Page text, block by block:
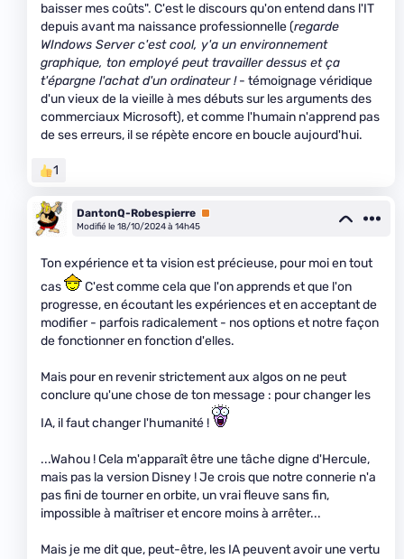
baisser mes coûts". C'est le discours qu'on entend dans l'IT
depuis avant ma naissance professionnelle (regarde
WIndows Server c'est cool, y'a un environnement
graphique, ton employé peut travailler dessus et ça
t'épargne l'achat d'un ordinateur !- témoignage véridique
d'un vieux de la vieille à mes débuts sur les arguments des
commerciaux Microsoft), et comme l'humain n'apprend pas
de ses erreurs, il se répète encore en boucle aujourd'hui.
1
DantonQ-Robespierre Premium
Modifié le 18/10/2024 à 14h45
Ton expérience et ta vision est précieuse, pour moi en tout
cas
C'est comme cela que l'on apprends et que l'on
progresse, en écoutant les expériences et en acceptant de
modifier - parfois radicalement - nos options et notre façon
de fonctionner en fonction d'elles.
Mais pour en revenir strictement aux algos on ne peut
conclure qu'une chose de ton message : pour changer les
IA, il faut changer l'humanité !
...Wahou ! Cela m'apparaît être une tâche digne d'Hercule,
mais pas la version Disney ! Je crois que notre connerie n'a
pas fini de tourner en orbite, un vrai fleuve sans fin,
impossible à maîtriser et encore moins à arrêter...
Mais je me dit que, peut-être, les IA peuvent avoir une vertu